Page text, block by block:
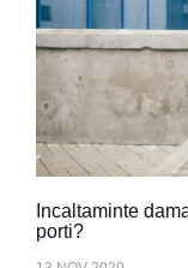
Incaltaminte
porti?